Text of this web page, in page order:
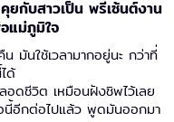
ยกับสาวเป็น พรีเซ้นต์งาน
แม่ภูมิใจ
มันใช้เวลามากอยู่นะ กว่าที่
ด้
อดชีวิต เหมือนฝังชิพไว้เลย
นี้อีกต่อไปแล้ว พูดมันออกมา